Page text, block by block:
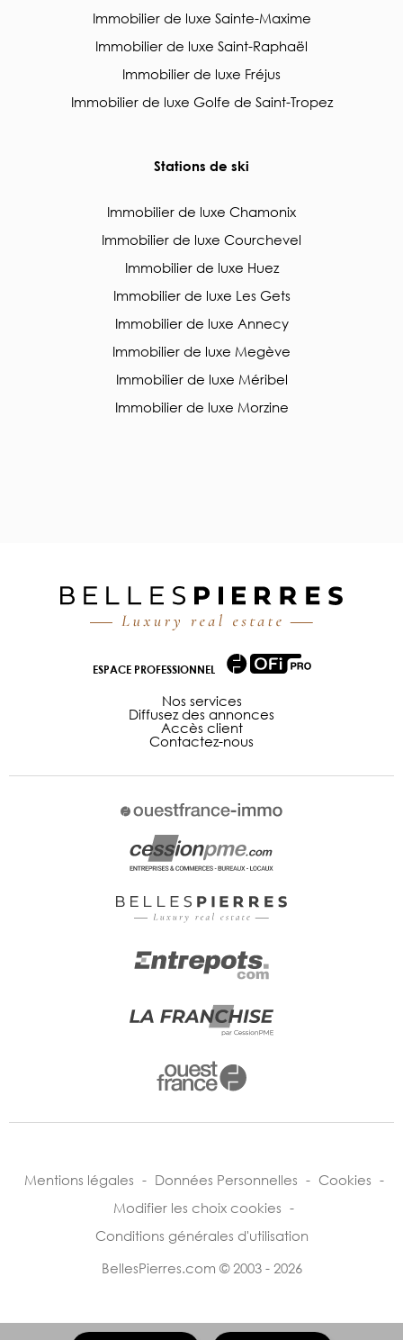
Immobilier de luxe Sainte-Maxime
Immobilier de luxe Saint-Raphaël
Immobilier de luxe Fréjus
Immobilier de luxe Golfe de Saint-Tropez
Stations de ski
Immobilier de luxe Chamonix
Immobilier de luxe Courchevel
Immobilier de luxe Huez
Immobilier de luxe Les Gets
Immobilier de luxe Annecy
Immobilier de luxe Megève
Immobilier de luxe Méribel
Immobilier de luxe Morzine
ESPACE PROFESSIONNEL
Nos services
Diffusez des annonces
Accès client
Contactez-nous
Mentions légales - Données Personnelles - Cookies -
Modifier les choix cookies -
Conditions générales d'utilisation
BellesPierres.com © 2003 - 2026